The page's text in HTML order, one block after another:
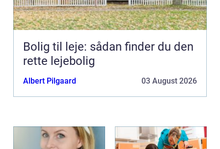
Bolig til leje: sådan finder du den
rette lejebolig
Albert Pilgaard 03 August 2026